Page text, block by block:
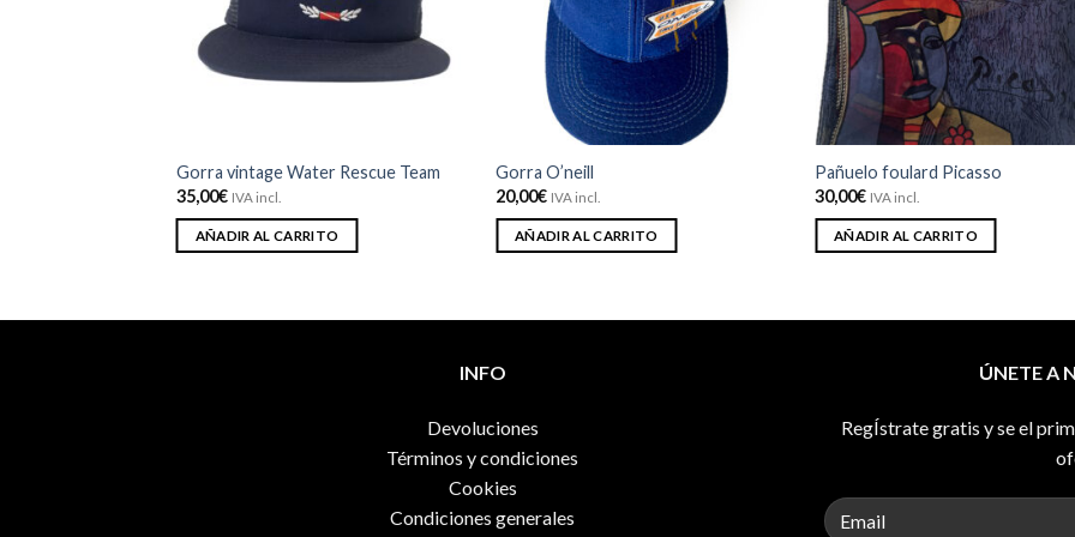
deseos
Gorra vintage Water Rescue Team
35,00€ IVA incl.
AÑADIR AL CARRITO
deseos
Gorra O’neill
20,00€ IVA incl.
AÑADIR AL CARRITO
Pañuelo foulard Picasso
30,00€ IVA incl.
AÑADIR AL CARRITO
INFO
Devoluciones
Términos y condiciones
Cookies
Condiciones generales
ÚNETE A
RegÍstrate gratis y se el